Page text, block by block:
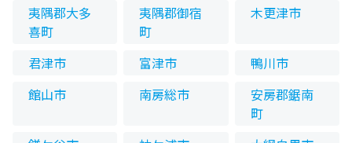
夷隅郡大多
喜町
夷隅郡御宿
町
木更津市
君津市 富津市
鴨川市
館山市
南房総市
安房郡鋸南
町